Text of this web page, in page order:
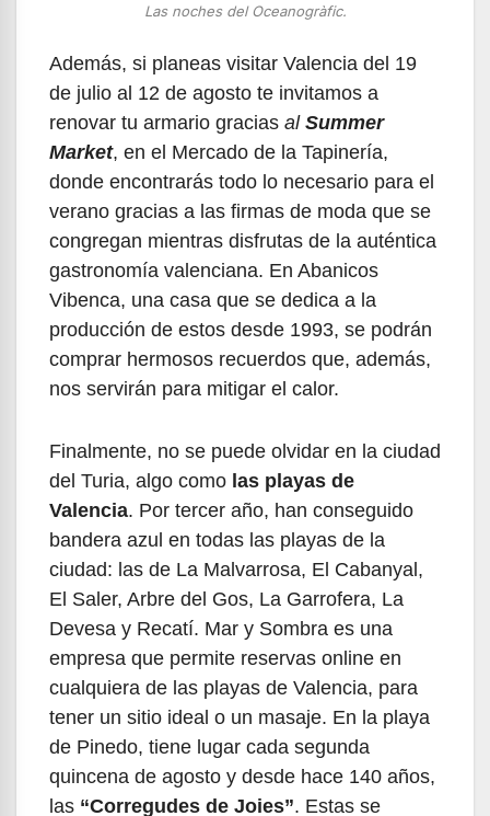
Las noches del Oceanogràfic.
Además, si planeas visitar Valencia del 19
de julio al 12 de agosto te invitamos a
renovar tu armario gracias al Summer
Market, en el Mercado de la Tapinería,
donde encontrarás todo lo necesario para el
verano gracias a las firmas de moda que se
congregan mientras disfrutas de la auténtica
gastronomía valenciana. En Abanicos
Vibenca, una casa que se dedica a la
producción de estos desde 1993, se podrán
comprar hermosos recuerdos que, además,
nos servirán para mitigar el calor.
Finalmente, no se puede olvidar en la ciudad
del Turia, algo como las playas de
Valencia. Por tercer año, han conseguido
bandera azul en todas las playas de la
ciudad: las de La Malvarrosa, El Cabanyal,
El Saler, Arbre del Gos, La Garrofera, La
Devesa y Recatí. Mar y Sombra es una
empresa que permite reservas online en
cualquiera de las playas de Valencia, para
tener un sitio ideal o un masaje. En la playa
de Pinedo, tiene lugar cada segunda
quincena de agosto y desde hace 140 años,
las “Corregudes de Joies”. Estas se